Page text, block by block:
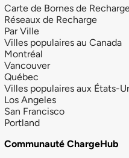
Carte de Bornes de
Réseaux de Recharge
Par Ville
Villes populaires au Canada
Montréal
Vancouver
Québec
Villes populaires aux États-
Los Angeles
San Francisco
Portland
Communauté ChargeHub